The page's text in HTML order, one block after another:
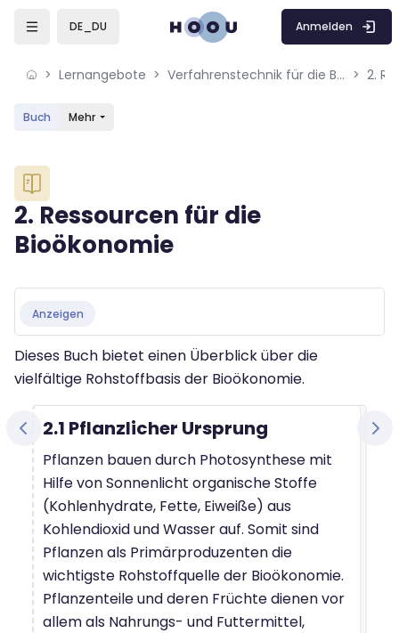
Skip to sidebar navigation menu
Skip to mobile navigation menu
Skip to sidebar hidden blocks
DE_DU Anmelden
Lernangebote Verfahrenstechnik für die Bioökonomie 2.
Buch Mehr
Blöcke
2. Ressourcen für die
Bioökonomie
Anzeigen
Dieses Buch bietet einen Überblick über die
vielfältige Rohstoffbasis der Bioökonomie.
2.1 Pflanzlicher Ursprung
Pflanzen bauen durch Photosynthese mit
Hilfe von Sonnenlicht organische Stoffe
(Kohlenhydrate, Fette, Eiweiße) aus
Kohlendioxid und Wasser auf. Somit sind
Pflanzen als Primärproduzenten die
wichtigste Rohstoffquelle der Bioökonomie.
Pflanzenteile und deren Früchte dienen vor
allem als Nahrungs- und Futtermittel,